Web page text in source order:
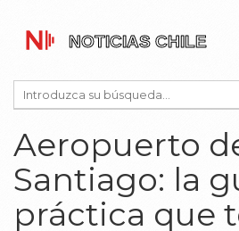
Aeropuerto
Santiago: la
práctica que